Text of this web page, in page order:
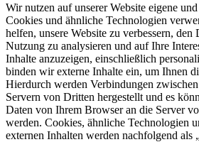
Wir nutzen auf unserer Website eigene
Cookies und ähnliche Technologien
helfen, unsere Website zu verbessern,
Nutzung zu analysieren und auf Ihre
Inhalte anzuzeigen, einschließlich
binden wir externe Inhalte ein, um Ihnen
Hierdurch werden Verbindungen
Servern von Dritten hergestellt und es
Daten von Ihrem Browser an die Server
werden. Cookies, ähnliche Technologien
externen Inhalten werden nachfolgend als